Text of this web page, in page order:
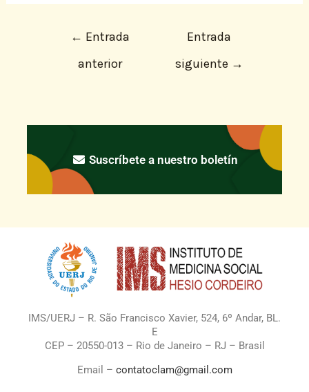
← Entrada
anterior
Entrada
siguiente →
Suscríbete a nuestro boletín
IMS/UERJ – R. São Francisco Xavier, 524, 6º Andar, BL.
E
CEP – 20550-013 – Rio de Janeiro – RJ – Brasil
Email – contatoclam@gmail.com